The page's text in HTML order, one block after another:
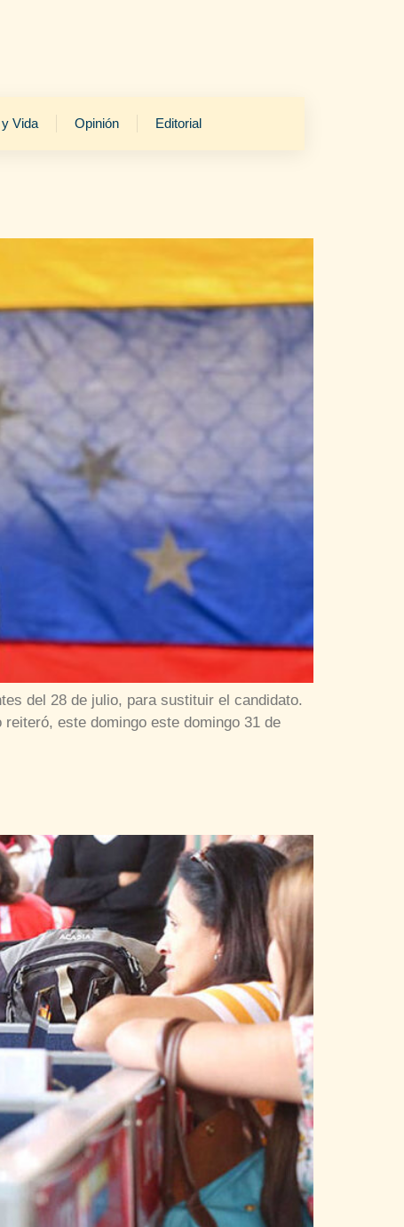
Vida Opinión Editorial
del 28 de julio, para sustituir el candidato.
este domingo este domingo 31 de